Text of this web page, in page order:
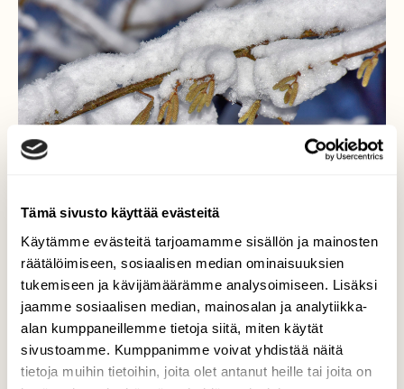
Tämä sivusto käyttää evästeitä
Käytämme evästeitä tarjoamamme sisällön ja mainosten
räätälöimiseen, sosiaalisen median ominaisuuksien
tukemiseen ja kävijämäärämme analysoimiseen. Lisäksi
jaamme sosiaalisen median, mainosalan ja analytiikka-
alan kumppaneillemme tietoja siitä, miten käytät
sivustoamme. Kumppanimme voivat yhdistää näitä
tietoja muihin tietoihin, joita olet antanut heille tai joita on
Talvipäivän seisaus
Vuoden kaksi pimeintä päivää menossa,